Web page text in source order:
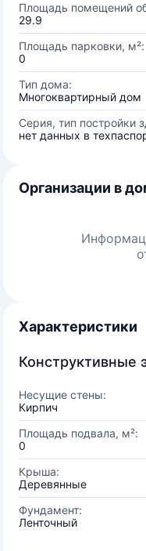
Площадь помещений
29.9
Площадь парковки, м²:
0
Тип дома:
Многоквартирный дом
Серия, тип постройки
нет данных в
Организации в
Характеристики
Конструктивные
Несущие стены:
Кирпич
Площадь подвала, м²:
0
Крыша:
Деревянные
Фундамент:
Ленточный